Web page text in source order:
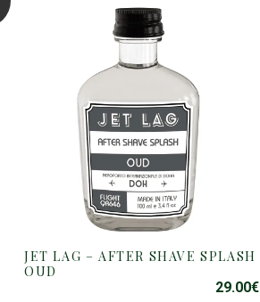
JET LAG – AFTER SHAVE SPLASH
OUD
29.00€